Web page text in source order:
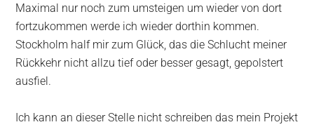
Maximal nur noch zum umsteigen um wieder von dort
fortzukommen werde ich wieder dorthin kommen.
Stockholm half mir zum Glück, das die Schlucht meiner
Rückkehr nicht allzu tief oder besser gesagt, gepolstert
ausfiel.
Ich kann an dieser Stelle nicht schreiben das mein Projekt